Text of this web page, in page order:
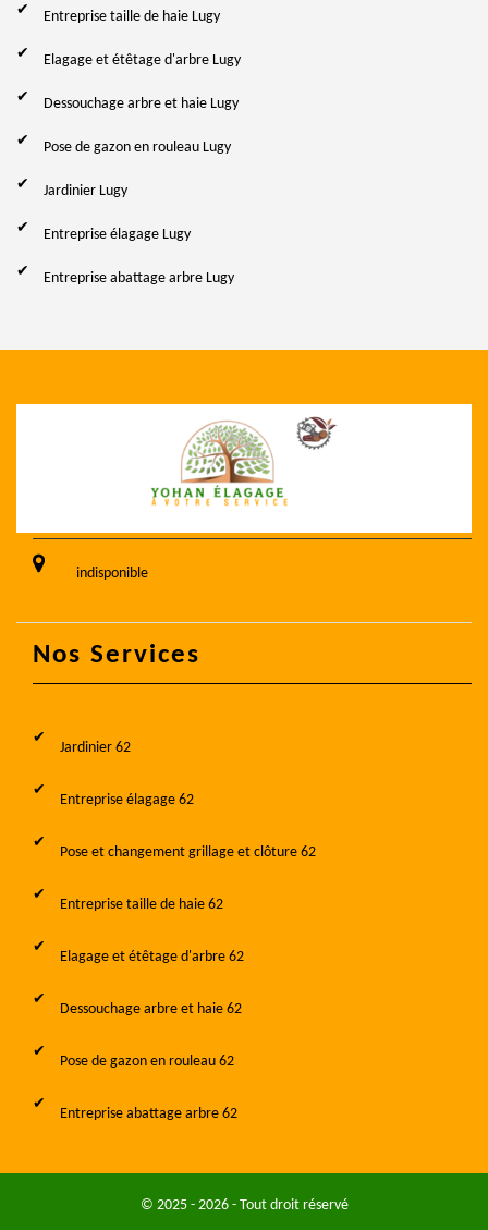
Entreprise taille de haie Lugy
Elagage et étêtage d'arbre Lugy
Dessouchage arbre et haie Lugy
Pose de gazon en rouleau Lugy
Jardinier Lugy
Entreprise élagage Lugy
Entreprise abattage arbre Lugy
indisponible
Nos Services
Jardinier 62
Entreprise élagage 62
Pose et changement grillage et clôture 62
Entreprise taille de haie 62
Elagage et étêtage d'arbre 62
Dessouchage arbre et haie 62
Pose de gazon en rouleau 62
Entreprise abattage arbre 62
© 2025 - 2026 - Tout droit réservé